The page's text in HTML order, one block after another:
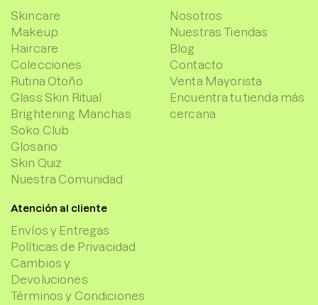
Skincare
Makeup
Haircare
Colecciones
Rutina Otoño
Glass Skin Ritual
Brightening Manchas
Soko Club
Glosario
Skin Quiz
Nuestra Comunidad
Nosotros
Nuestras Tiendas
Blog
Contacto
Venta Mayorista
Encuentra tu tienda más
cercana
Atención al cliente
Envíos y Entregas
Políticas de Privacidad
Cambios y
Devoluciones
Términos y Condiciones